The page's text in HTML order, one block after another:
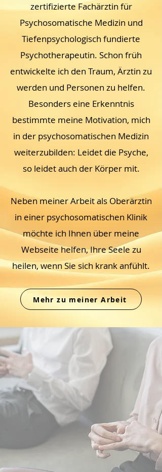
zertifizierte Fachärztin für
Psychosomatische Medizin und
Tiefenpsychologisch fundierte
Psychotherapeutin. Schon früh
entwickelte ich den Traum, Ärztin zu
werden und Personen zu helfen.
Besonders eine Erkenntnis
bestimmte meine Motivation, mich
in der psychosomatischen Medizin
weiterzubilden: Leidet die Psyche,
so leidet auch der Körper mit.
Neben meiner Arbeit als Oberärztin
in einer psychosomatischen Klinik
möchte ich Ihnen über meine
Webseite helfen, Ihre Seele zu
heilen, wenn Sie sich krank anfühlt.
Mehr zu meiner Arbeit